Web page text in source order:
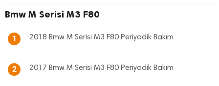
Bmw M Serisi M3 F80
1 2018 Bmw M Serisi M3 F80 Periyodik Bakım
2 2017 Bmw M Serisi M3 F80 Periyodik Bakım